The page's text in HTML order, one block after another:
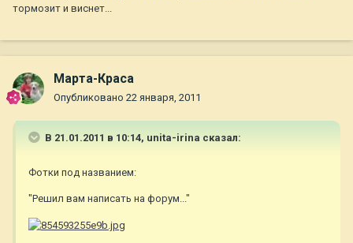
тормозит и виснет...
Марта-Краса
Опубликовано 22 января, 2011
В 21.01.2011 в 10:14, unita-irina сказал:
Фотки под названием:
"Решил вам написать на форум..."